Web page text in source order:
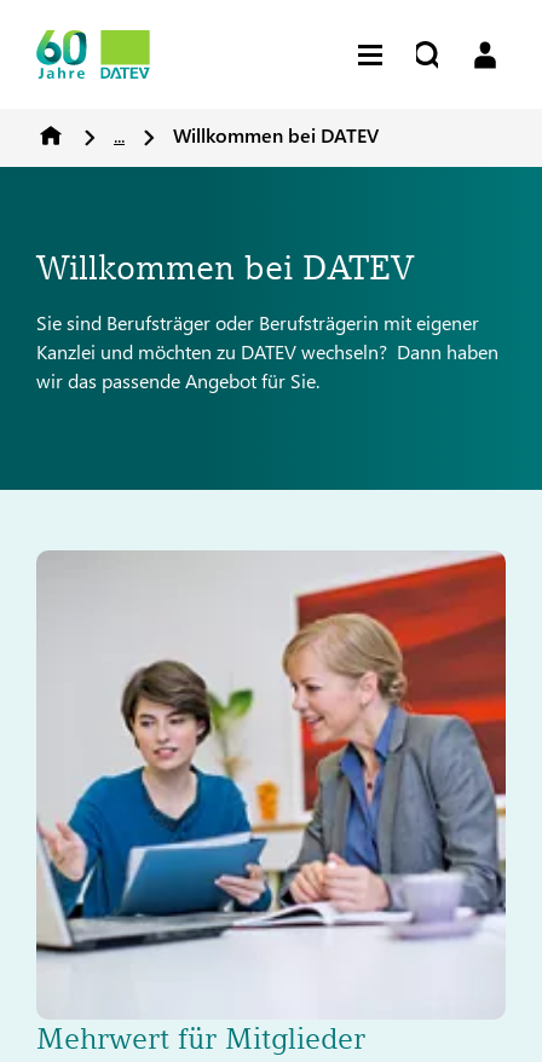
... Willkommen bei DATEV
Willkommen bei DATEV
Sie sind Berufsträger oder Berufsträgerin mit eigener
Kanzlei und möchten zu DATEV wechseln? Dann haben
wir das passende Angebot für Sie.
Mehrwert für Mitglieder